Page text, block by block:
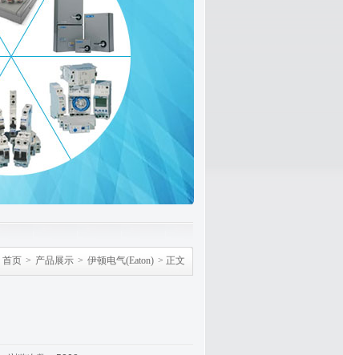
首页 > 产品展示 > 伊顿电气(Eaton) > 正文